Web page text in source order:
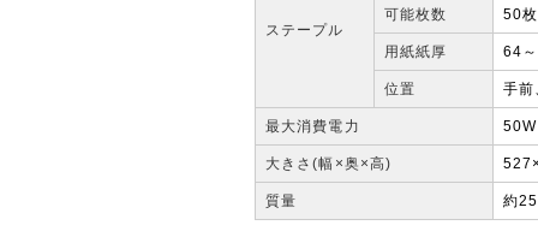
ステープル
可能枚数 50
用紙紙厚 64
位置 手
最大消費電力
大きさ(幅×奥×高)
質量 約